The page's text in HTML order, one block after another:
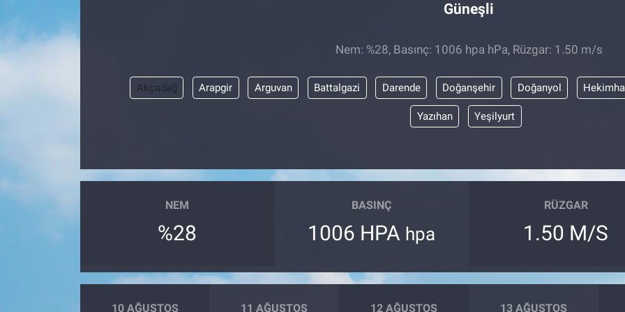
Güneşli
Nem: %28, Basınç: 1006 hpa hPa, Rüzgar: 1.50 m/s
Akçadağ Arapgir Arguvan Battalgazi Darende Doğanşehir Doğanyol
Yazıhan Yeşilyurt
NEM
%28
BASINÇ
1006 HPA hpa
RÜZGAR
1.50 M/S
10 AĞUSTOS 11 AĞUSTOS 12 AĞUSTOS 13 AĞUSTOS
ASAYİŞ